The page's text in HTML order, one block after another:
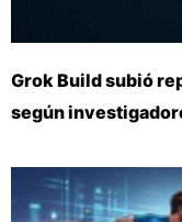
Grok Build subió
según